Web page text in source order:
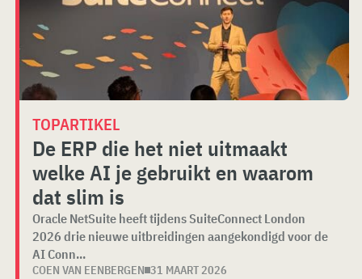
TOPARTIKEL
De ERP die het niet uitmaakt
welke AI je gebruikt en waarom
dat slim is
Oracle NetSuite heeft tijdens SuiteConnect London
2026 drie nieuwe uitbreidingen aangekondigd voor de
AI Conn...
COEN VAN EENBERGEN 31 MAART 2026